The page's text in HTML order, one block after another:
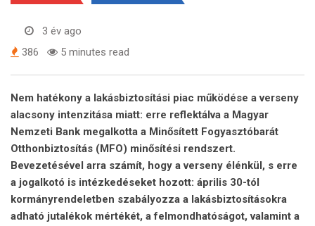
3 év ago
386
5 minutes read
Nem hatékony a lakásbiztosítási piac működése a verseny
alacsony intenzitása miatt: erre reflektálva a Magyar
Nemzeti Bank megalkotta a Minősített Fogyasztóbarát
Otthonbiztosítás (MFO) minősítési rendszert.
Bevezetésével arra számít, hogy a verseny élénkül, s erre
a jogalkotó is intézkedéseket hozott: április 30-tól
kormányrendeletben szabályozza a lakásbiztosításokra
adható jutalékok mértékét, a felmondhatóságot, valamint a